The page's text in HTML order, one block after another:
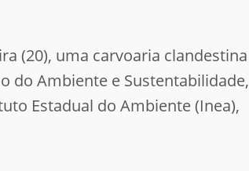
(20), uma carvoaria clandestina
do Ambiente e Sustentabilidade,
Estadual do Ambiente (Inea),